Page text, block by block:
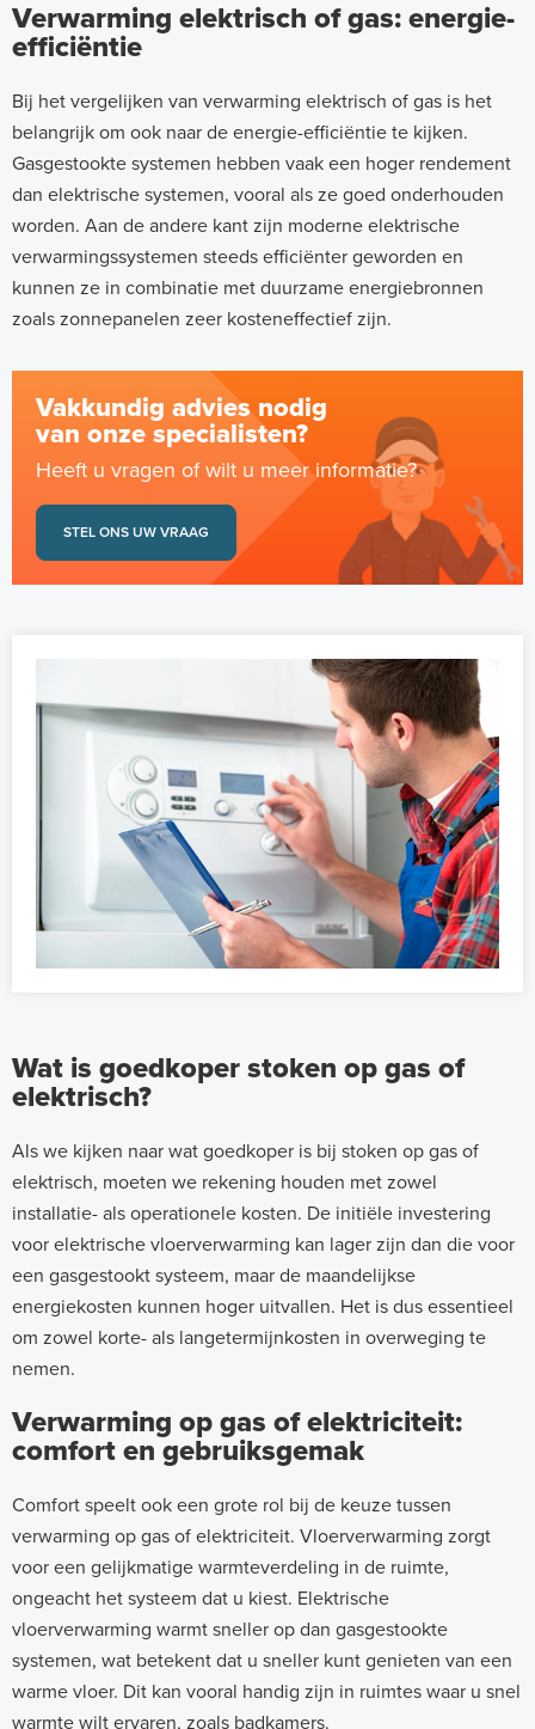
Verwarming elektrisch of gas: energie-
efficiëntie
Bij het vergelijken van verwarming elektrisch of gas is het
belangrijk om ook naar de energie-efficiëntie te kijken.
Gasgestookte systemen hebben vaak een hoger rendement
dan elektrische systemen, vooral als ze goed onderhouden
worden. Aan de andere kant zijn moderne elektrische
verwarmingssystemen steeds efficiënter geworden en
kunnen ze in combinatie met duurzame energiebronnen
zoals zonnepanelen zeer kosteneffectief zijn.
Vakkundig advies nodig
van onze specialisten?
Heeft u vragen of wilt u meer informatie?
STEL ONS UW VRAAG
Wat is goedkoper stoken op gas of
elektrisch?
Als we kijken naar wat goedkoper is bij stoken op gas of
elektrisch, moeten we rekening houden met zowel
installatie- als operationele kosten. De initiële investering
voor elektrische vloerverwarming kan lager zijn dan die voor
een gasgestookt systeem, maar de maandelijkse
energiekosten kunnen hoger uitvallen. Het is dus essentieel
om zowel korte- als langetermijnkosten in overweging te
nemen.
Verwarming op gas of elektriciteit:
comfort en gebruiksgemak
Comfort speelt ook een grote rol bij de keuze tussen
verwarming op gas of elektriciteit. Vloerverwarming zorgt
voor een gelijkmatige warmteverdeling in de ruimte,
ongeacht het systeem dat u kiest. Elektrische
vloerverwarming warmt sneller op dan gasgestookte
systemen, wat betekent dat u sneller kunt genieten van een
warme vloer. Dit kan vooral handig zijn in ruimtes waar u snel
warmte wilt ervaren, zoals badkamers.